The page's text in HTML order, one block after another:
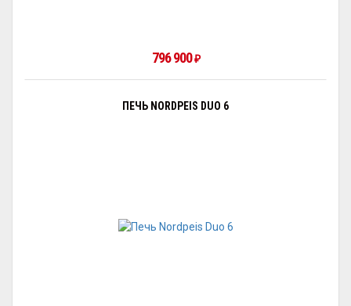
796 900 ₽
ПЕЧЬ NORDPEIS DUO 6